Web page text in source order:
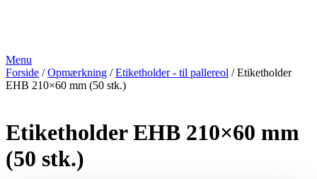
Menu
Forside /Opmærkning /Etiketholder - til pallereol / Etiketholder
EHB 210×60 mm (50 stk.)
Etiketholder EHB 210×60 mm
(50 stk.)